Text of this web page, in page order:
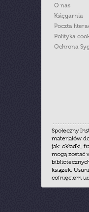
O nas
Księgarnia
Poczta
Polityka
Ochrona
Społeczny
materiałów
jak: okładki,
mogą zostać
książek.
cofnięciem